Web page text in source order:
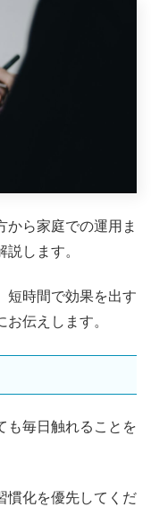
から家庭での運用ま
します。
短時間で効果を出す
伝えします。
も毎日触れることを
慣化を優先してくだ